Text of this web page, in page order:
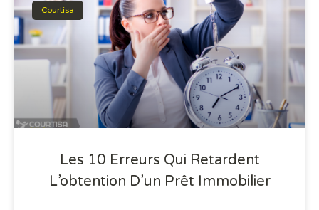
Courtisa
Les 10 Erreurs Qui Retardent
L’obtention D’un Prêt Immobilier